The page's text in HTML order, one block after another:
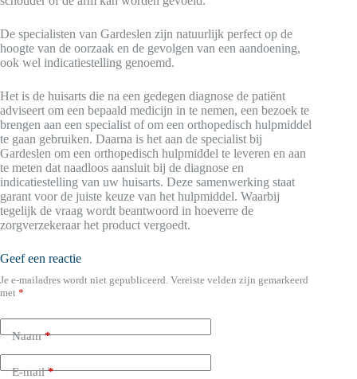
De specialisten van Gardeslen zijn natuurlijk perfect op de
hoogte van de oorzaak en de gevolgen van een aandoening,
ook wel indicatiestelling genoemd.
Het is de huisarts die na een gedegen diagnose de patiënt
adviseert om een bepaald medicijn in te nemen, een bezoek te
brengen aan een specialist of om een orthopedisch hulpmiddel
te gaan gebruiken. Daarna is het aan de specialist bij
Gardeslen om een orthopedisch hulpmiddel te leveren en aan
te meten dat naadloos aansluit bij de diagnose en
indicatiestelling van uw huisarts. Deze samenwerking staat
garant voor de juiste keuze van het hulpmiddel. Waarbij
tegelijk de vraag wordt beantwoord in hoeverre de
zorgverzekeraar het product vergoedt.
Geef een reactie
Je e-mailadres wordt niet gepubliceerd. Vereiste velden zijn gemarkeerd
met *
Naam*
E-mail*